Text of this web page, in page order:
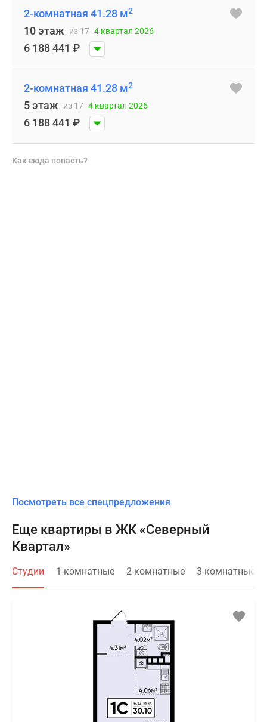
2-комнатная 41.28 м2
10 этаж из 17 4 квартал 2026
6 188 441 ₽
2-комнатная 41.28 м2
5 этаж из 17 4 квартал 2026
6 188 441 ₽
Как сюда попасть?
Посмотреть все спецпредложения
Еще квартиры в ЖК «Северный
Квартал»
Студии 1-комнатные 2-комнатные 3-комнатные